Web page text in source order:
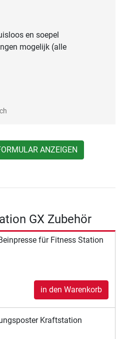
en soepel
mogelijk (alle
ANZEIGEN
GX Zubehör
für Fitness Station
in den Warenkorb
Kraftstation